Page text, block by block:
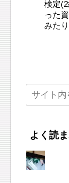
検定
った
みた
よく読